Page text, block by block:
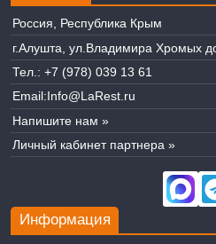
Россия, Республика Крым
г.Алушта, ул.Владимира Хромых
Тел.: +7 (978) 039 13 61
Email:Info@LaRest.ru
Напишите нам »
Личный кабинет партнера »
Информация